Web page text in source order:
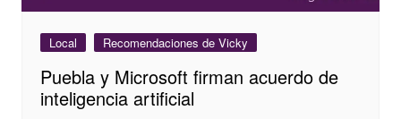
Local Recomendaciones de Vicky
Puebla y Microsoft firman acuerdo de
inteligencia artificial